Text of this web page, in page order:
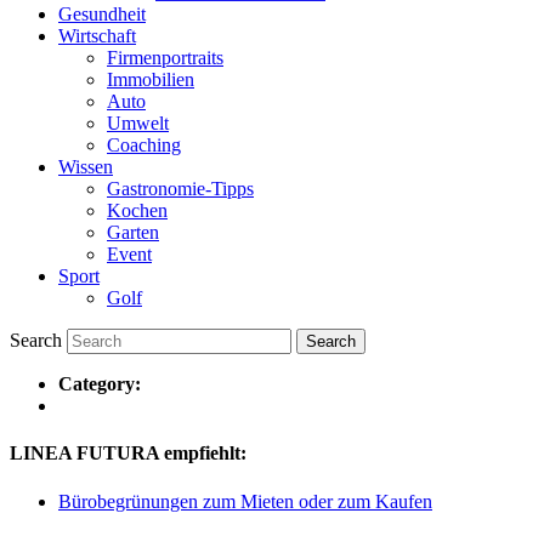
Gesundheit
Wirtschaft
Firmenportraits
Immobilien
Auto
Umwelt
Coaching
Wissen
Gastronomie-Tipps
Kochen
Garten
Event
Sport
Golf
Search
Category:
LINEA FUTURA empfiehlt:
Bürobegrünungen zum Mieten oder zum Kaufen